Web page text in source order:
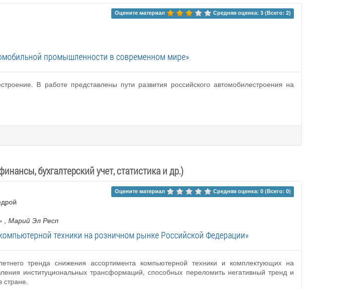
Оцените материал Средняя оценка: 3 (Всего: 2)
промышленности в современном мире»
В работе представлены пути развития российского автомобилестроения на
бухгалтерский учет, статистика и др.)
Оцените материал Средняя оценка: 0 (Всего: 0)
, Марий Эл Респ
техники на розничном рынке Российской Федерации»
тренда снижения ассортимента компьютерной техники и комплектующих на
институциональных трансформаций, способных переломить негативный тренд и
стране.